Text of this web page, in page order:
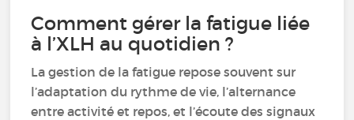
Comment gérer la fatigue liée
à l’XLH au quotidien ?
La gestion de la fatigue repose souvent sur
l’adaptation du rythme de vie, l’alternance
entre activité et repos, et l’écoute des signaux